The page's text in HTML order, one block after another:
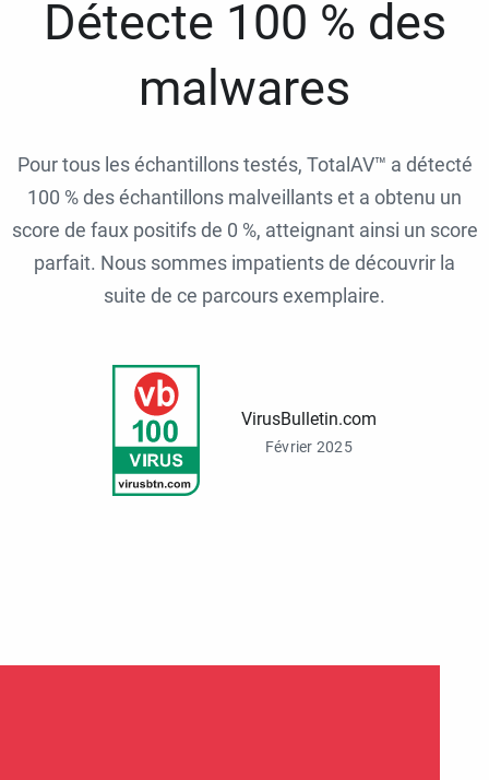
Détecte 100 % des
malwares
Pour tous les échantillons testés, TotalAV™ a détecté
100 % des échantillons malveillants et a obtenu un
score de faux positifs de 0 %, atteignant ainsi un score
parfait. Nous sommes impatients de découvrir la
suite de ce parcours exemplaire.
VirusBulletin.com
Février 2025